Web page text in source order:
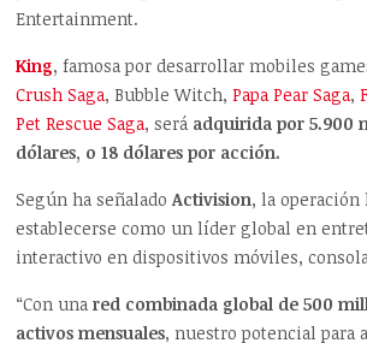
Entertainment.
King, famosa por desarrollar mobiles
Crush Saga, Bubble Witch,Papa Pear Saga,
Pet Rescue Saga, será adquirida por 5.900
dólares, o 18 dólares por acción.
Según ha señaladoActivision, la operación
establecerse como un líder global en
interactivo en dispositivos móviles,
“Con unared combinada global de 500
activos mensuales, nuestro potencial para